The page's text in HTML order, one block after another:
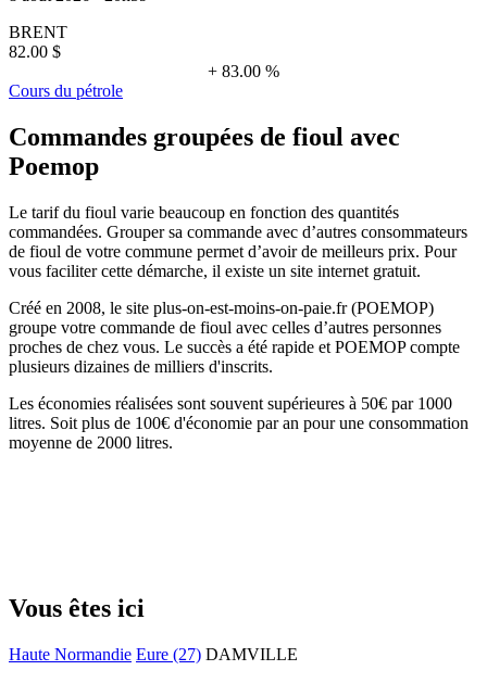
BRENT
82.00 $
+ 83.00 %
Cours du pétrole
Commandes groupées de fioul avec
Poemop
Le tarif du fioul varie beaucoup en fonction des quantités
commandées. Grouper sa commande avec d’autres consommateurs
de fioul de votre commune permet d’avoir de meilleurs prix. Pour
vous faciliter cette démarche, il existe un site internet gratuit.
Créé en 2008, le site plus-on-est-moins-on-paie.fr (POEMOP)
groupe votre commande de fioul avec celles d’autres personnes
proches de chez vous. Le succès a été rapide et POEMOP compte
plusieurs dizaines de milliers d'inscrits.
Les économies réalisées sont souvent supérieures à 50€ par 1000
litres. Soit plus de 100€ d'économie par an pour une consommation
moyenne de 2000 litres.
Vous êtes ici
Haute Normandie Eure (27) DAMVILLE